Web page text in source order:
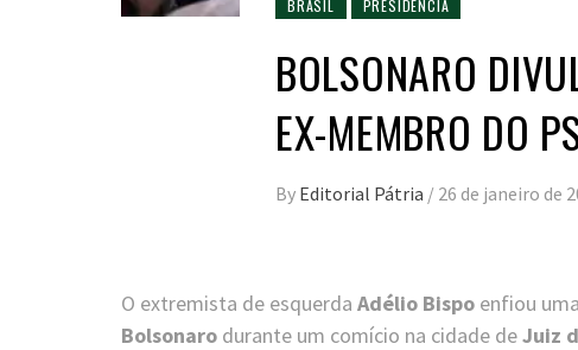
BRASIL PRESIDÊNCIA
BOLSONARO
EX-MEMBRO DO
By Editorial Pátria / 26 de janeiro de
O extremista de esquerda Adélio Bispo enfiou
Bolsonaro durante um comício na cidade deJuiz